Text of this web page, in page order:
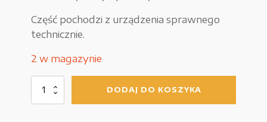
Urządzenia pneumatyczne i hydrauliczne
Używane narzędzia warsztatowe
Część pochodzi z urządzenia sprawnego
technicznie.
2 w magazynie
ilość
Wyświetlacz
DODAJ DO KOSZYKA